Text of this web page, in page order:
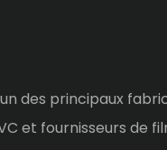
des principaux
et fournisseurs de